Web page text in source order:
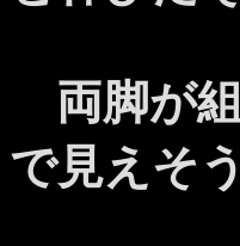
両脚が
で見えそ